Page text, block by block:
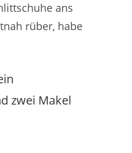
ans
rüber, habe
zwei Makel